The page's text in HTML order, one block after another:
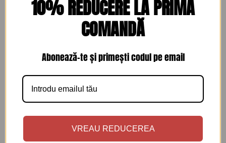
Set Bluza si Fusta cu
imprimeu floral si dantela
marime S
260lei
ROCHII
Rochie lunga din jerse de
10% REDUCERE LA PRIMA
COMANDĂ
Abonează-te și primești codul pe email
VREAU REDUCEREA